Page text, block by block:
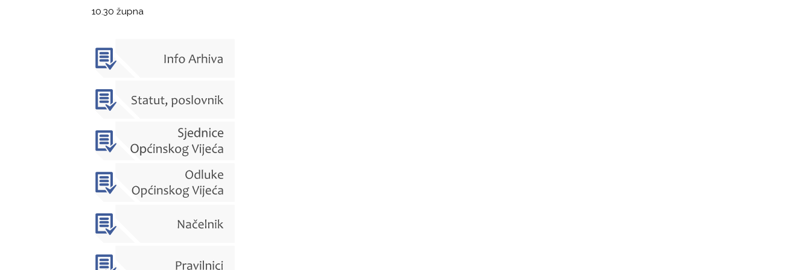
10.30 župna